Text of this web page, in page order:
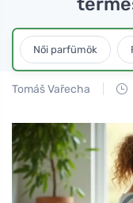
Női parfümök
Tomáš Vařecha